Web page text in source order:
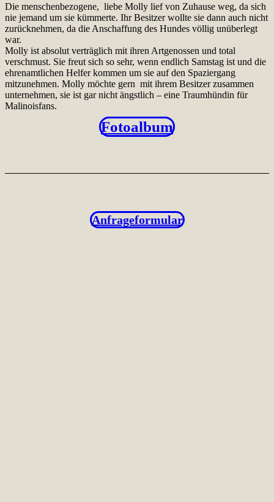
Die menschenbezogene, liebe Molly lief von Zuhause weg, da sich
nie jemand um sie kümmerte. Ihr Besitzer wollte sie dann auch nicht
zurücknehmen, da die Anschaffung des Hundes völlig unüberlegt
war.
Molly ist absolut verträglich mit ihren Artgenossen und total
verschmust. Sie freut sich so sehr, wenn endlich Samstag ist und die
ehrenamtlichen Helfer kommen um sie auf den Spaziergang
mitzunehmen. Molly möchte gern mit ihrem Besitzer zusammen
unternehmen, sie ist gar nicht ängstlich – eine Traumhündin für
Malinoisfans.
Fotoalbum
Anfrageformular